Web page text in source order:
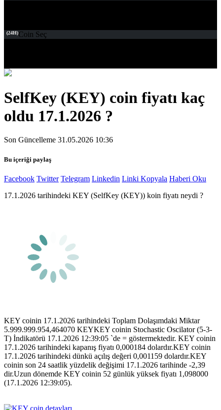
(24H)Coin Seç
SelfKey (KEY) coin fiyatı kaç
oldu 17.1.2026 ?
Son Güncelleme 31.05.2026 10:36
Bu içeriği paylaş
Facebook Twitter Telegram Linkedin Linki Kopyala Haberi Oku
17.1.2026 tarihindeki KEY (SelfKey (KEY)) koin fiyatı neydi ?
KEY coinin 17.1.2026 tarihindeki Toplam Dolaşımdaki Miktar
5.999.999.954,464070 KEYKEY coinin Stochastic Oscilator (5-3-
T) İndikatörü 17.1.2026 12:39:05 `de = göstermektedir. KEY coinin
17.1.2026 tarihindeki kapanış fiyatı 0,000184 dolardır.KEY coinin
17.1.2026 tarihindeki dünkü açılış değeri 0,001159 dolardır.KEY
coinin son 24 saatlik yüzdelik değişimi 17.1.2026 tarihinde -2,39
dir.Uzun dönemde KEY coinin 52 günlük yüksek fiyatı 1,098000
(17.1.2026 12:39:05).